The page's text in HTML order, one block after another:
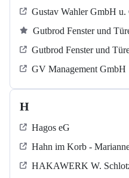
Gustav Wahler GmbH
Gutbrod Fenster und
Gutbrod Fenster und
GV Management GmbH
H
Hagos eG
Hahn im Korb -
HAKAWERK W.